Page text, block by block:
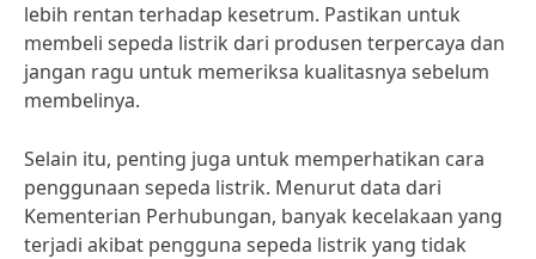
lebih rentan terhadap kesetrum. Pastikan untuk
membeli sepeda listrik dari produsen terpercaya dan
jangan ragu untuk memeriksa kualitasnya sebelum
membelinya.
Selain itu, penting juga untuk memperhatikan cara
penggunaan sepeda listrik. Menurut data dari
Kementerian Perhubungan, banyak kecelakaan yang
terjadi akibat pengguna sepeda listrik yang tidak